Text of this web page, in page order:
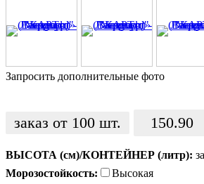
Запросить дополнительные фото
заказ от 100 шт. 150.90
ВЫСОТА (см)/КОНТЕЙНЕР (литр):
Морозостойкость:
Высокая